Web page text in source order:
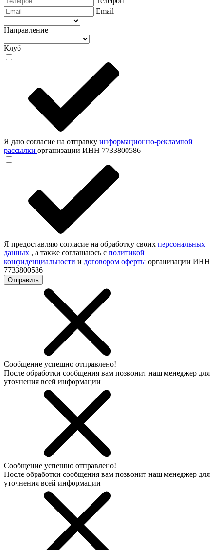
Email
Направление
Клуб
Я даю согласие на отправку информационно-рекламной
рассылки организации ИНН 7733800586
Я предоставляю согласие на обработку своих персональных
данных , а также соглашаюсь с политикой
конфиденциальности и договором оферты организации ИНН
7733800586
Отправить
Сообщение успешно отправлено!
После обработки сообщения вам позвонит наш менеджер для
уточнения всей информации
Сообщение успешно отправлено!
После обработки сообщения вам позвонит наш менеджер для
уточнения всей информации